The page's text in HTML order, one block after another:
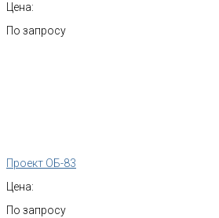
Цена:
По запросу
Проект ОБ-83
Цена:
По запросу